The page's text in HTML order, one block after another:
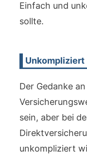
Einfach und
sollte.
Unkompliziert
Der Gedanke
sein, aber bei
unkompliziert